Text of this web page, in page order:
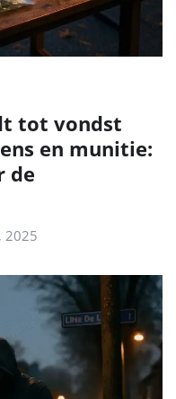
tot vondst
en munitie:
de
2025